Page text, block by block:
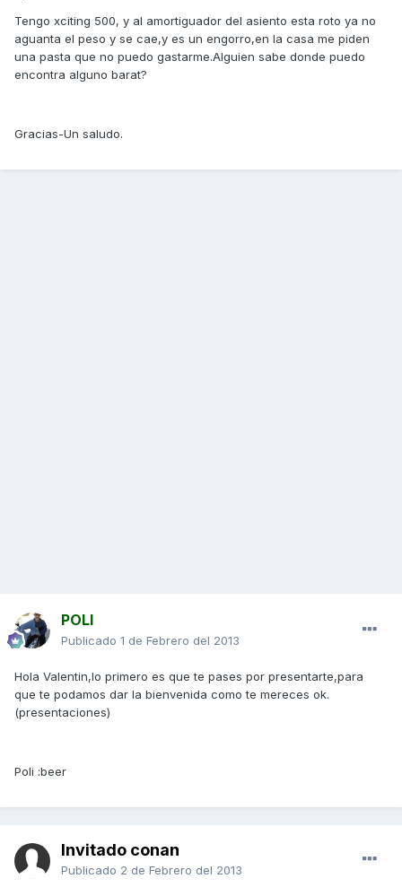
Tengo xciting 500, y al amortiguador del asiento esta roto ya no
aguanta el peso y se cae,y es un engorro,en la casa me piden
una pasta que no puedo gastarme.Alguien sabe donde puedo
encontra alguno barat?
Gracias-Un saludo.
POLI
Publicado 1 de Febrero del 2013
Hola Valentin,lo primero es que te pases por presentarte,para
que te podamos dar la bienvenida como te mereces ok.
(presentaciones)
Poli :beer
Invitado conan
Publicado 2 de Febrero del 2013